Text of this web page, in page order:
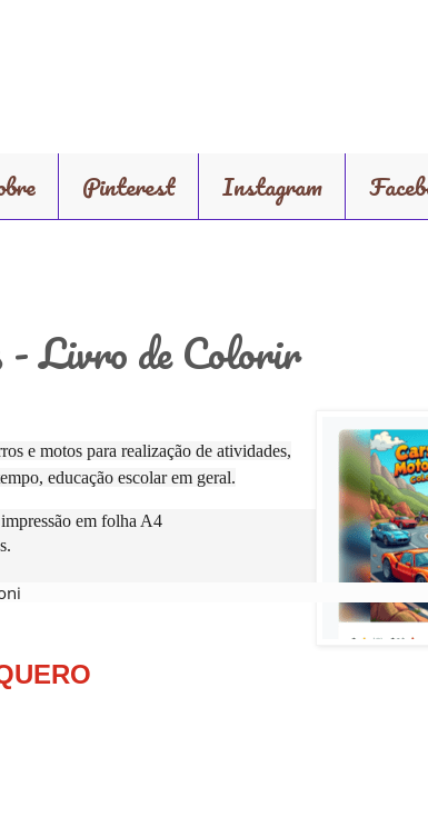
Pinterest Instagram
Livro de Colorir
e motos para realização de atividades,
educação escolar em geral.
em folha A4